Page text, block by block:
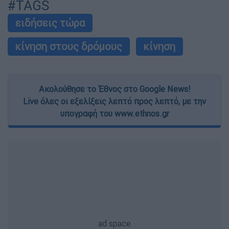
#TAGS
ειδήσεις τώρα
κίνηση στους δρόμους
κίνηση
Ακολούθησε το Έθνος στο Google News!
Live όλες οι εξελίξεις λεπτό προς λεπτό, με την
υπογραφή του www.ethnos.gr